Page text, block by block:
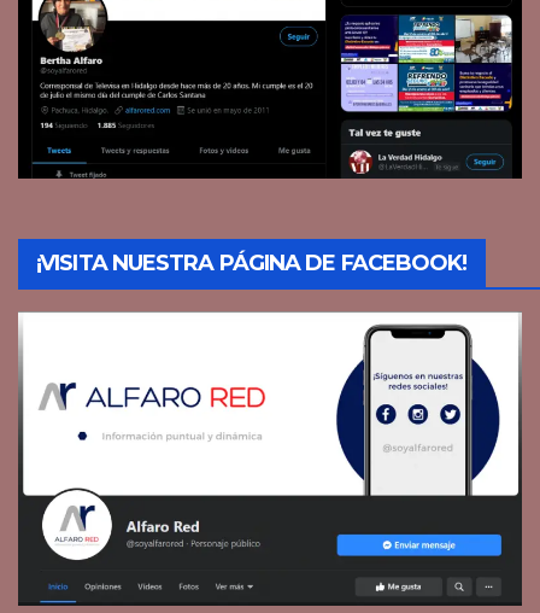
¡VISITA NUESTRA PÁGINA DE FACEBOOK!